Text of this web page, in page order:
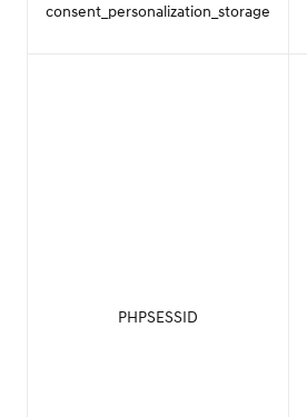
consent_personalization_storage
PHPSESSID